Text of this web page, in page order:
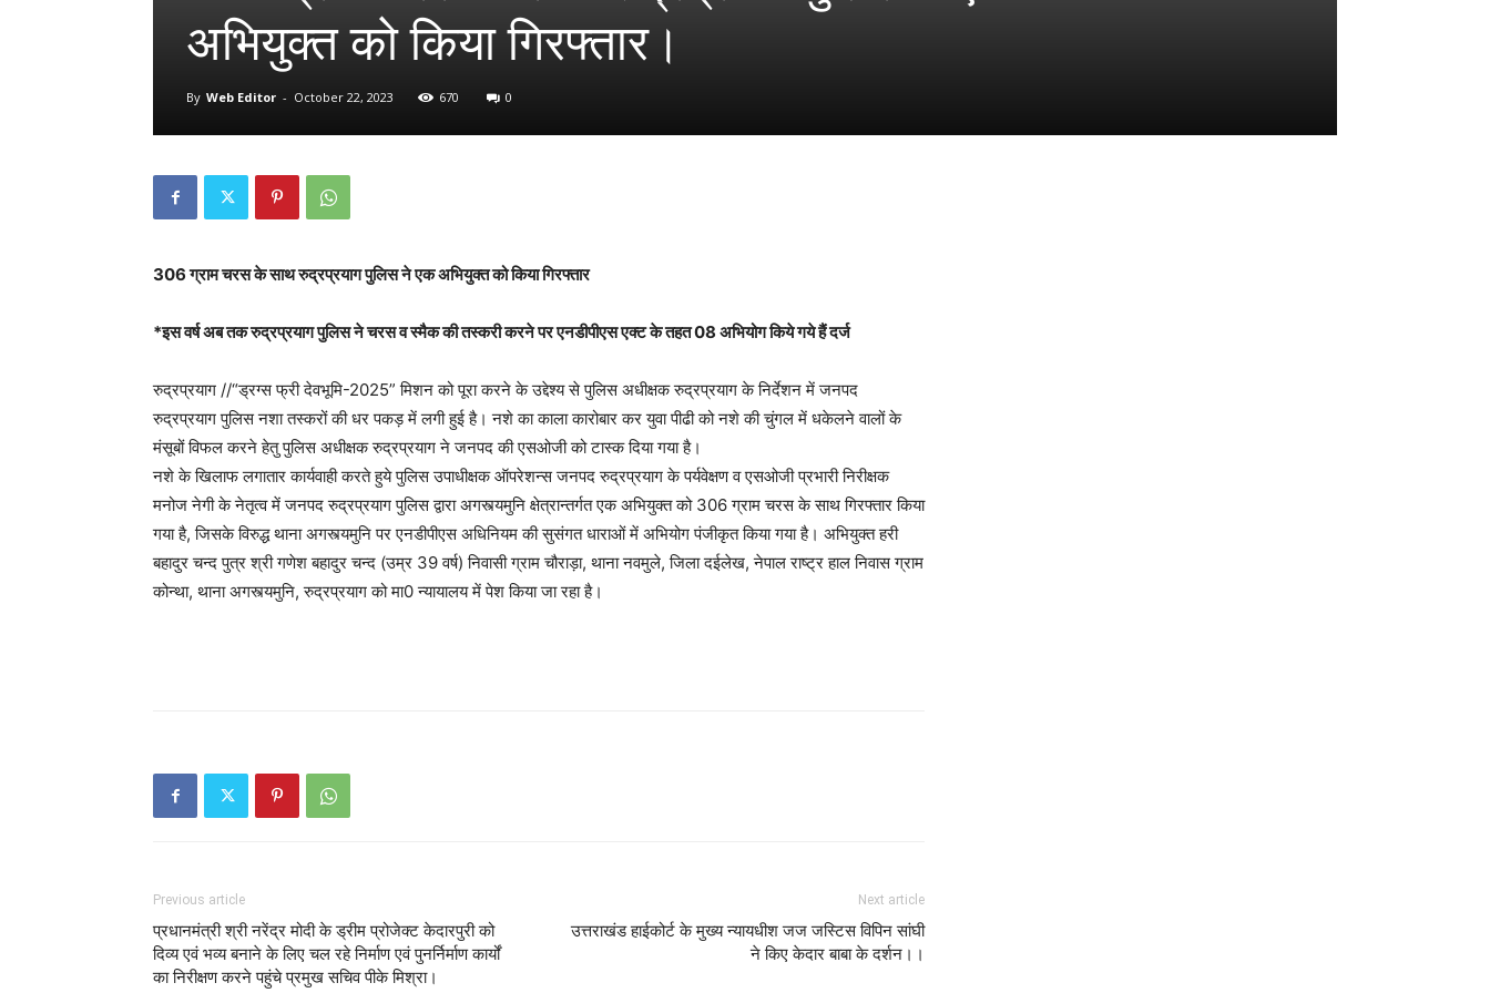
अभियुक्त को किया गिरफ्तार।
By Web Editor - October 22, 2023 670 0
306 ग्राम चरस के साथ रुद्रप्रयाग पुलिस ने एक अभियुक्त को किया गिरफ्तार
*इस वर्ष अब तक रुद्रप्रयाग पुलिस ने चरस व स्मैक की तस्करी करने पर एनडीपीएस एक्ट के तहत 08 अभियोग किये गये हैं दर्ज
रुद्रप्रयाग //“ड्रग्स फ्री देवभूमि-2025” मिशन को पूरा करने के उद्देश्य से पुलिस अधीक्षक रुद्रप्रयाग के निर्देशन में जनपद
रुद्रप्रयाग पुलिस नशा तस्करों की धर पकड़ में लगी हुई है। नशे का काला कारोबार कर युवा पीढी को नशे की चुंगल में धकेलने वालों के
मंसूबों विफल करने हेतु पुलिस अधीक्षक रुद्रप्रयाग ने जनपद की एसओजी को टास्क दिया गया है।
नशे के खिलाफ लगातार कार्यवाही करते हुये पुलिस उपाधीक्षक ऑपरेशन्स जनपद रुद्रप्रयाग के पर्यवेक्षण व एसओजी प्रभारी निरीक्षक
मनोज नेगी के नेतृत्व में जनपद रुद्रप्रयाग पुलिस द्वारा अगस्त्यमुनि क्षेत्रान्तर्गत एक अभियुक्त को 306 ग्राम चरस के साथ गिरफ्तार किया
गया है, जिसके विरुद्ध थाना अगस्त्यमुनि पर एनडीपीएस अधिनियम की सुसंगत धाराओं में अभियोग पंजीकृत किया गया है। अभियुक्त हरी
बहादुर चन्द पुत्र श्री गणेश बहादुर चन्द (उम्र 39 वर्ष) निवासी ग्राम चौराड़ा, थाना नवमुले, जिला दईलेख, नेपाल राष्ट्र हाल निवास ग्राम
कोन्था, थाना अगस्त्यमुनि, रुद्रप्रयाग को मा0 न्यायालय में पेश किया जा रहा है।
Previous article
प्रधानमंत्री श्री नरेंद्र मोदी के ड्रीम प्रोजेक्ट केदारपुरी को
दिव्य एवं भव्य बनाने के लिए चल रहे निर्माण एवं पुनर्निर्माण कार्यों
का निरीक्षण करने पहुंचे प्रमुख सचिव पीके मिश्रा।
Next article
उत्तराखंड हाईकोर्ट के मुख्य न्यायधीश जज जस्टिस विपिन सांघी
ने किए केदार बाबा के दर्शन।।